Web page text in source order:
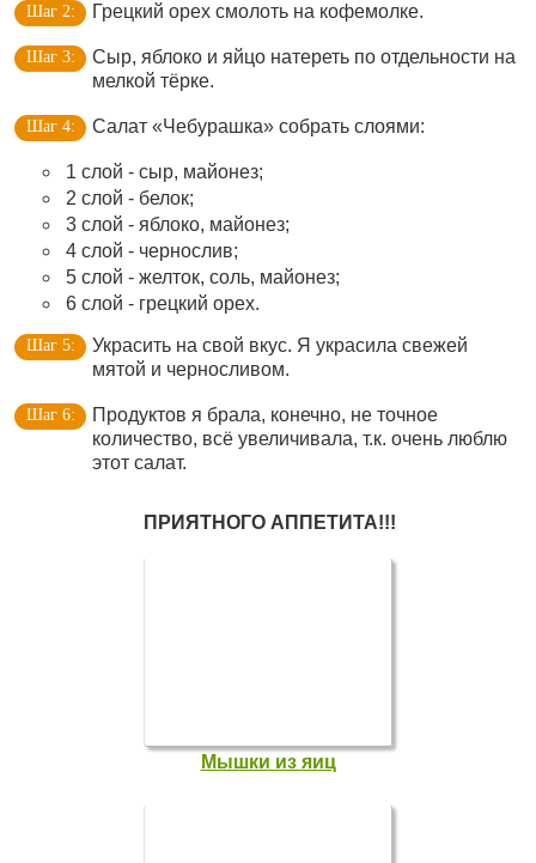
Грецкий орех смолоть на кофемолке.
Сыр, яблоко и яйцо натереть по отдельности на
мелкой тёрке.
Салат «Чебурашка» собрать слоями:
1 слой - сыр, майонез;
2 слой - белок;
3 слой - яблоко, майонез;
4 слой - чернослив;
5 слой - желток, соль, майонез;
6 слой - грецкий орех.
Украсить на свой вкус. Я украсила свежей
мятой и черносливом.
Продуктов я брала, конечно, не точное
количество, всё увеличивала, т.к. очень люблю
этот салат.
ПРИЯТНОГО АППЕТИТА!!!
Мышки из яиц